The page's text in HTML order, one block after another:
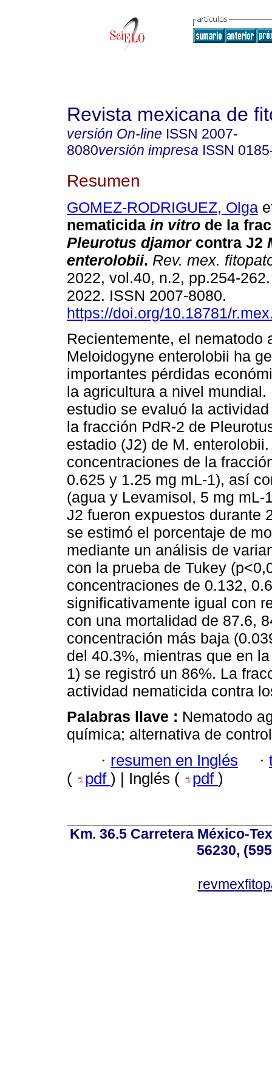
Revista mexicana de
versión On-line ISSN 2007-
8080versión impresa ISSN
Resumen
GOMEZ-RODRIGUEZ, Olga
nematicida in vitro de la
Pleurotus djamorcontra J2
enterolobii. Rev. mex.
2022, vol.40, n.2, pp.254-
2022. ISSN 2007-8080.
https://doi.org/10.18781/
Recientemente, el nematodo
Meloidogyne enterolobii ha
importantes pérdidas
la agricultura a nivel mundial.
estudio se evaluó la
la fracción PdR-2 de
estadio (J2) de M.
concentraciones de la
0.625 y 1.25 mg mL-1), así
(agua y Levamisol, 5 mg
J2 fueron expuestos durante
se estimó el porcentaje de
mediante un análisis de
con la prueba de Tukey
concentraciones de 0.132,
significativamente igual con
con una mortalidad de 87.6,
concentración más baja
del 40.3%, mientras que en
1) se registró un 86%. La
actividad nematicida contra
Palabras llave : Nematodo
química; alternativa de
· resumen en Inglés ·
(
pdf ) | Inglés ( pdf )
Km. 36.5 Carretera México-
56230,